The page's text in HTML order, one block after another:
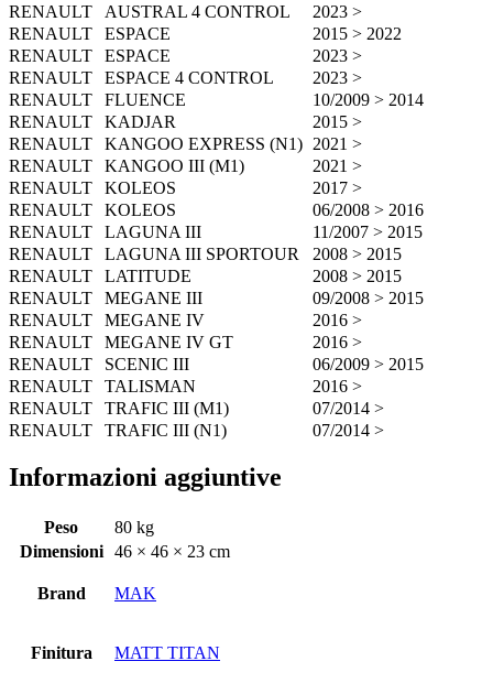
RENAULT
AUSTRAL 4 CONTROL
2023 >
RENAULT
ESPACE
2015 > 2022
RENAULT
ESPACE
2023 >
RENAULT
ESPACE 4 CONTROL
2023 >
RENAULT
FLUENCE
10/2009 > 2014
RENAULT
KADJAR
2015 >
RENAULT
KANGOO EXPRESS (N1) 2021 >
RENAULT
KANGOO III (M1)
2021 >
RENAULT
KOLEOS
2017 >
RENAULT
KOLEOS
06/2008 > 2016
RENAULT
LAGUNA III
11/2007 > 2015
RENAULT
LAGUNA III SPORTOUR
2008 > 2015
RENAULT
LATITUDE
2008 > 2015
RENAULT
MEGANE III
09/2008 > 2015
RENAULT
MEGANE IV
2016 >
RENAULT
MEGANE IV GT
2016 >
RENAULT
SCENIC III
06/2009 > 2015
RENAULT
TALISMAN
2016 >
RENAULT
TRAFIC III (M1)
07/2014 >
RENAULT
TRAFIC III (N1) 07/2014 >
Informazioni aggiuntive
Peso
80 kg
Dimensioni
46 × 46 × 23 cm
Brand MAK
Finitura MATT TITAN